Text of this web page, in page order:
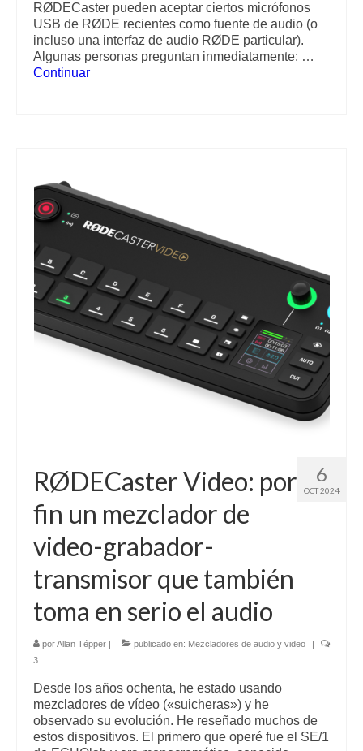
RØDECaster pueden aceptar ciertos micrófonos
USB de RØDE recientes como fuente de audio (o
incluso una interfaz de audio RØDE particular).
Algunas personas preguntan inmediatamente: …
Continuar
6
OCT 2024
RØDECaster Video: por
fin un mezclador de
video-grabador-
transmisor que también
toma en serio el audio
porAllan Tépper publicado en: Mezcladores de audio y video
3
Desde los años ochenta, he estado usando
mezcladores de vídeo («suicheras») y he
observado su evolución. He reseñado muchos de
estos dispositivos. El primero que operé fue el SE/1